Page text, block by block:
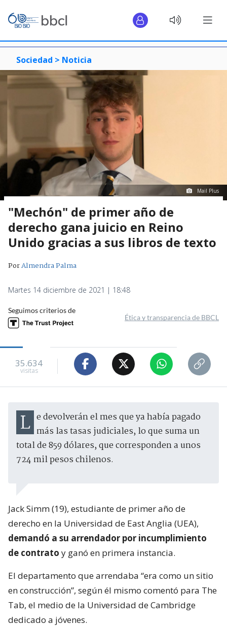
Sociedad > Noticia
Mail Plus
"Mechón" de primer año de
derecho gana juicio en Reino
Unido gracias a sus libros de texto
PorAlmendra Palma
Martes 14 diciembre de 2021 | 18:48
Seguimos criterios de
Ética y transparencia de BBCL
35.634
visitas
Le devolverán el mes que ya había pagado más las tasas judiciales, lo que suma un
total de 859 dólares, que corresponden a unos
724 mil pesos chilenos.
Jack Simm (19), estudiante de primer año de
derecho en la Universidad de East Anglia (UEA),
demandó a su arrendador por incumplimiento
de contrato y ganó en primera instancia.
El departamento que arrendaba “era como un sitio
en construcción”, según él mismo comentó para The
Tab, el medio de la Universidad de Cambridge
dedicado a jóvenes.